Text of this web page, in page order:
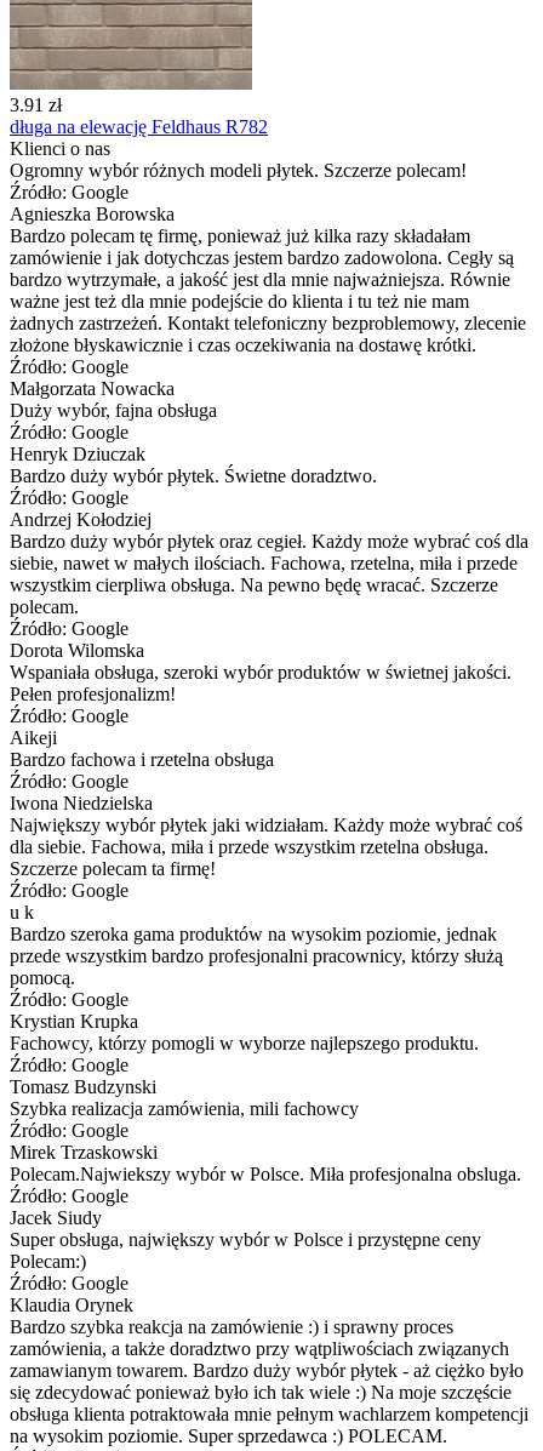
3.91 zł
długa na elewację Feldhaus R782
Klienci o nas
Ogromny wybór różnych modeli płytek. Szczerze polecam!
Źródło: Google
Agnieszka Borowska
Bardzo polecam tę firmę, ponieważ już kilka razy składałam
zamówienie i jak dotychczas jestem bardzo zadowolona. Cegły są
bardzo wytrzymałe, a jakość jest dla mnie najważniejsza. Równie
ważne jest też dla mnie podejście do klienta i tu też nie mam
żadnych zastrzeżeń. Kontakt telefoniczny bezproblemowy, zlecenie
złożone błyskawicznie i czas oczekiwania na dostawę krótki.
Źródło: Google
Małgorzata Nowacka
Duży wybór, fajna obsługa
Źródło: Google
Henryk Dziuczak
Bardzo duży wybór płytek. Świetne doradztwo.
Źródło: Google
Andrzej Kołodziej
Bardzo duży wybór płytek oraz cegieł. Każdy może wybrać coś dla
siebie, nawet w małych ilościach. Fachowa, rzetelna, miła i przede
wszystkim cierpliwa obsługa. Na pewno będę wracać. Szczerze
polecam.
Źródło: Google
Dorota Wilomska
Wspaniała obsługa, szeroki wybór produktów w świetnej jakości.
Pełen profesjonalizm!
Źródło: Google
Aikeji
Bardzo fachowa i rzetelna obsługa
Źródło: Google
Iwona Niedzielska
Największy wybór płytek jaki widziałam. Każdy może wybrać coś
dla siebie. Fachowa, miła i przede wszystkim rzetelna obsługa.
Szczerze polecam ta firmę!
Źródło: Google
u k
Bardzo szeroka gama produktów na wysokim poziomie, jednak
przede wszystkim bardzo profesjonalni pracownicy, którzy służą
pomocą.
Źródło: Google
Krystian Krupka
Fachowcy, którzy pomogli w wyborze najlepszego produktu.
Źródło: Google
Tomasz Budzynski
Szybka realizacja zamówienia, mili fachowcy
Źródło: Google
Mirek Trzaskowski
Polecam.Najwiekszy wybór w Polsce. Miła profesjonalna obsluga.
Źródło: Google
Jacek Siudy
Super obsługa, największy wybór w Polsce i przystępne ceny
Polecam:)
Źródło: Google
Klaudia Orynek
Bardzo szybka reakcja na zamówienie :) i sprawny proces
zamówienia, a także doradztwo przy wątpliwościach związanych
zamawianym towarem. Bardzo duży wybór płytek - aż ciężko było
się zdecydować ponieważ było ich tak wiele :) Na moje szczęście
obsługa klienta potraktowała mnie pełnym wachlarzem kompetencji
na wysokim poziomie. Super sprzedawca :) POLECAM.